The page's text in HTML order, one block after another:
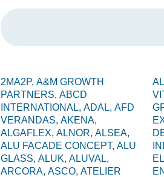
2MA2P, A&M GROWTH
PARTNERS, ABCD
INTERNATIONAL, ADAL, AFD
VERANDAS, AKENA,
ALGAFLEX, ALNOR, ALSEA,
ALU FACADE CONCEPT, ALU
GLASS, ALUK, ALUVAL,
ARCORA, ASCO, ATELIER